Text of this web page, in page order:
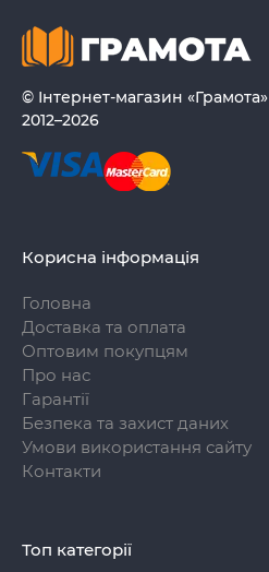
© Інтернет-магазин «Грамота»
2012–2026
Корисна інформація
Головна
Доставка та оплата
Оптовим покупцям
Про нас
Гарантії
Безпека та захист даних
Умови використання сайту
Контакти
Топ категорії